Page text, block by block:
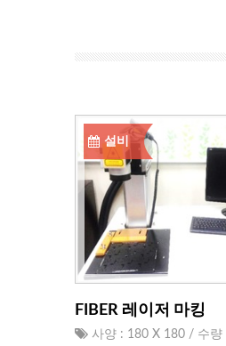
설비
FIBER 레이저 마킹
사양 : 180 X 180 / 수